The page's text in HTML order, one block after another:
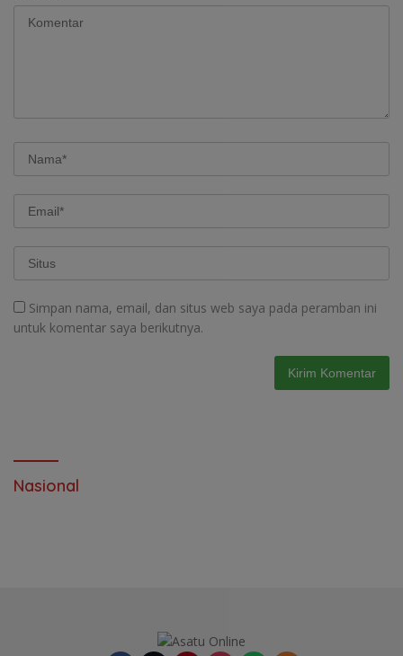
Simpan nama, email, dan situs web saya pada peramban ini
untuk komentar saya berikutnya.
Nasional